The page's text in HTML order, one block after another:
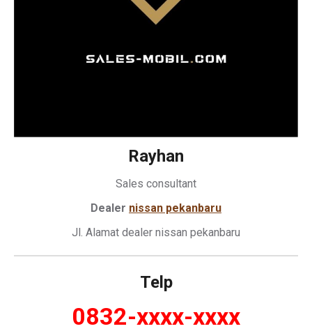
Rayhan
Sales consultant
Dealer nissan pekanbaru
Jl. Alamat dealer nissan pekanbaru
Telp
0832-xxxx-xxxx